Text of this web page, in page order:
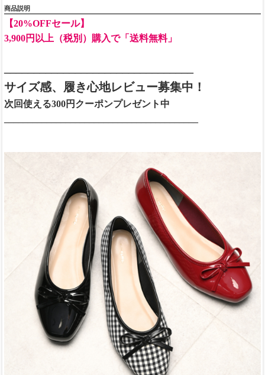
商品説明
【20%OFFセール】
3,900円以上（税別）購入で「送料無料」
サイズ感、履き心地レビュー募集中！
次回使える300円クーポンプレゼント中